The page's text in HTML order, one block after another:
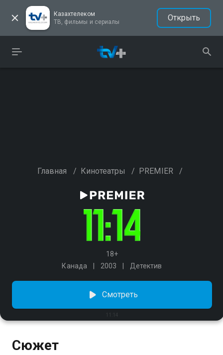
Казахтелеком
ТВ, фильмы и сериалы
Открыть
Главная / Кинотеатры / PREMIER /
18+
Канада
2003 Детектив
Смотреть
Сюжет